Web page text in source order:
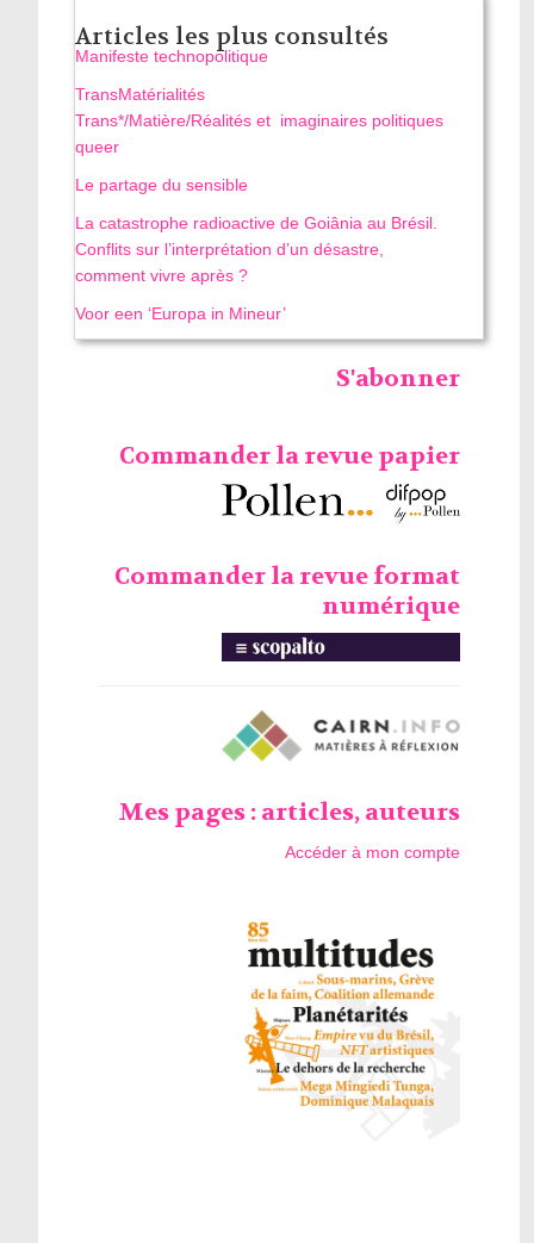
Articles les plus consultés
Manifeste technopolitique
TransMatérialités
Trans*/Matière/Réalités et imaginaires politiques
queer
Le partage du sensible
La catastrophe radioactive de Goiânia au Brésil.
Conflits sur l’interprétation d’un désastre,
comment vivre après ?
Voor een ‘Europa in Mineur’
S'abonner
Commander la revue papier
Commander la revue format
numérique
Mes pages : articles, auteurs
Accéder à mon compte